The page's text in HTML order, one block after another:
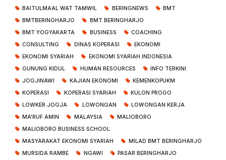
BAITULMAAL WAT TAMWIL
BERINGNEWS
BMT
BMTBERINGHARJO
BMT BERINGHARJO
BMT YOGYAKARTA
BUSINESS
COACHING
CONSULTING
DINAS KOPERASI
EKONOMI
EKONOMI SYARIAH
EKONOMI SYARIAH INDONESIA
GUNUNG KIDUL
HUMAN RESOURCES
INFO TERKINI
JOGJINAWI
KAJIAN EKONOMI
KEMENKOPUKM
KOPERASI
KOPERASI SYARIAH
KULON PROGO
LOWKER JOGJA
LOWONGAN
LOWONGAN KERJA
MA'RUF AMIN
MALAYSIA
MALIOBORO
MALIOBORO BUSINESS SCHOOL
MASYARAKAT EKONOMI SYARIAH
MILAD BMT BERINGHARJO
MURSIDA RAMBE
NGAWI
PASAR BERINGHARJO